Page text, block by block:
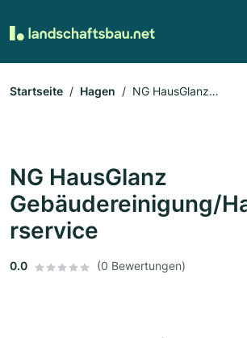
Startseite Hagen
NG HausGlanz
NG HausGlanz
Gebäudereinigung/
rservice
0.0 (0 Bewertungen)